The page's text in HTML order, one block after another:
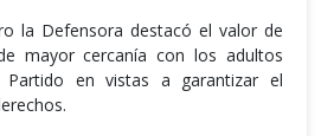
la Defensora destacó el valor de
mayor cercanía con los adultos
en vistas a garantizar el